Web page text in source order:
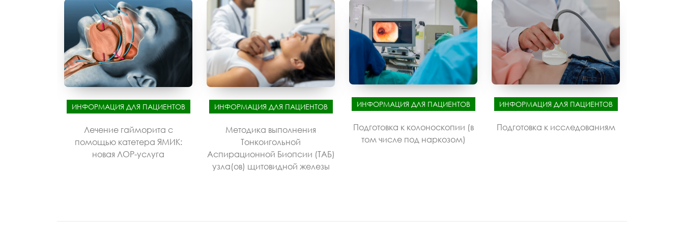
ИНФОРМАЦИЯ ДЛЯ ПАЦИЕНТОВ
Лечение гайморита с
помощью катетера ЯМИК:
новая ЛОР-услуга
ИНФОРМАЦИЯ ДЛЯ ПАЦИЕНТОВ
Методика выполнения
Тонкоигольной
Аспирационной Биопсии (ТАБ)
узла(ов) щитовидной железы
ИНФОРМАЦИЯ ДЛЯ ПАЦИЕНТОВ
Подготовка к колоноскопии (в
том числе под наркозом)
ИНФОРМАЦИЯ ДЛЯ ПАЦИЕНТОВ
Подготовка к исследованиям